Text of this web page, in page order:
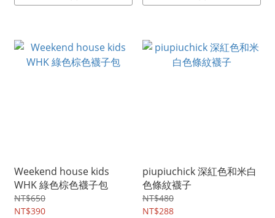
Weekend house kids
WHK 綠色棕色襪子包
NT$650
NT$390
piupiuchick 深紅色和米白
色條紋襪子
NT$480
NT$288